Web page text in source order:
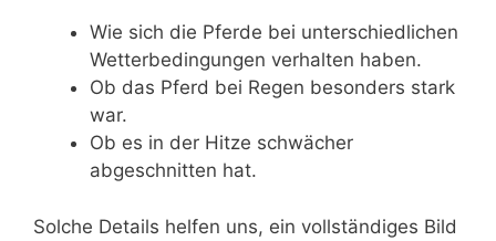
Wie sich die Pferde bei unterschiedlichen
Wetterbedingungen verhalten haben.
Ob das Pferd bei Regen besonders stark
war.
Ob es in der Hitze schwächer
abgeschnitten hat.
Solche Details helfen uns, ein vollständiges Bild